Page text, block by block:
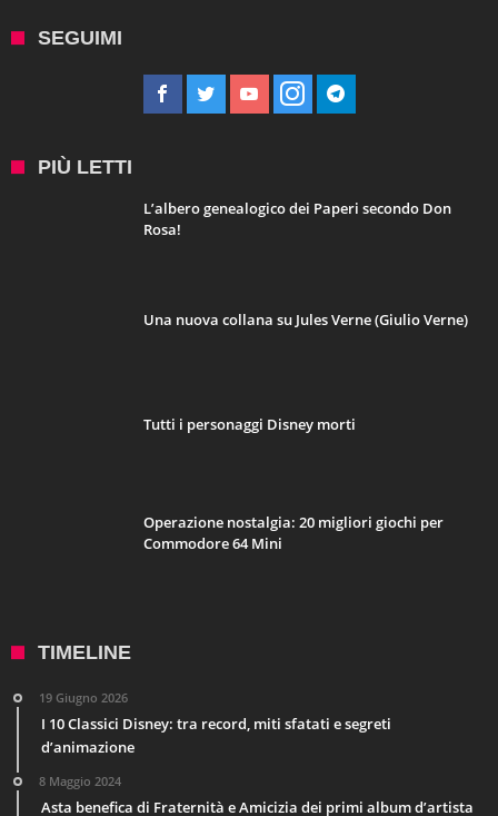
SEGUIMI
PIÙ LETTI
L’albero genealogico dei Paperi secondo Don
Rosa!
Una nuova collana su Jules Verne (Giulio Verne)
Tutti i personaggi Disney morti
Operazione nostalgia: 20 migliori giochi per
Commodore 64 Mini
TIMELINE
19 Giugno 2026
I 10 Classici Disney: tra record, miti sfatati e segreti
d’animazione
8 Maggio 2024
Asta benefica di Fraternità e Amicizia dei primi album d’artista